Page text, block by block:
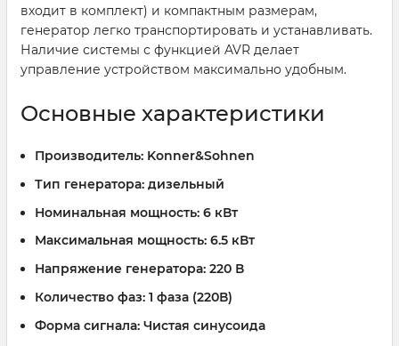
входит в комплект) и компактным размерам,
генератор легко транспортировать и устанавливать.
Наличие системы с функцией AVR делает
управление устройством максимально удобным.
Основные характеристики
Производитель: Konner&Sohnen
Тип генератора: дизельный
Номинальная мощность: 6 кВт
Максимальная мощность: 6.5 кВт
Напряжение генератора: 220 В
Количество фаз: 1 фаза (220В)
Форма сигнала: Чистая синусоида